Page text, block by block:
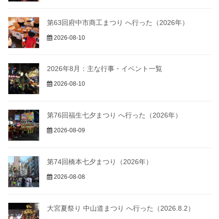
第63回府中市商工まつり へ行った（2026年）
2026-08-10
2026年8月：主な行事・イベント一覧
2026-08-10
第76回福生七夕まつり へ行った（2026年）
2026-08-09
第74回橋本七夕まつり（2026年）
2026-08-08
大宮夏祭り 中山道まつり へ行った（2026.8.2）